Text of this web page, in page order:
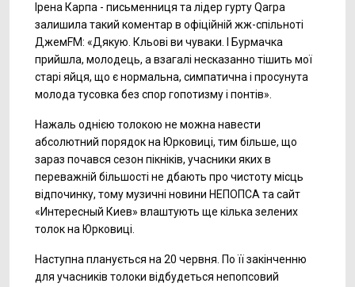
Ірена Карпа - письменниця та лідер гурту Qarpa
залишила такий коментар в офіційній жж-спільноті
ДжемFM: «Дякую. Кльові ви чуваки. І Бурмачка
прийшла, молодець, а взагалі несказанно тішить мої
старі яйця, що є нормальна, симпатична і просунута
молода тусовка без спор гопотизму і понтів».
Нажаль однією толокою не можна навести
абсолютний порядок на Юрковиці, тим більше, що
зараз почався сезон пікніків, учасники яких в
переважній більшості не дбають про чистоту місць
відпочинку, тому музичні новини НЕПОПСА та сайт
«Интересный Киев» влаштують ще кілька зелених
толок на Юрковиці.
Наступна планується на 20 червня. По її закінченню
для учасників толоки відбудеться непопсовий